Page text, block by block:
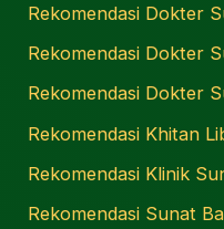
Rekomendasi Dokter
Rekomendasi Dokter
Rekomendasi Dokter
Rekomendasi Khitan
Rekomendasi Klinik
Rekomendasi Sunat